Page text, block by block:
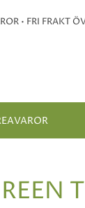
• FRI FRAKT